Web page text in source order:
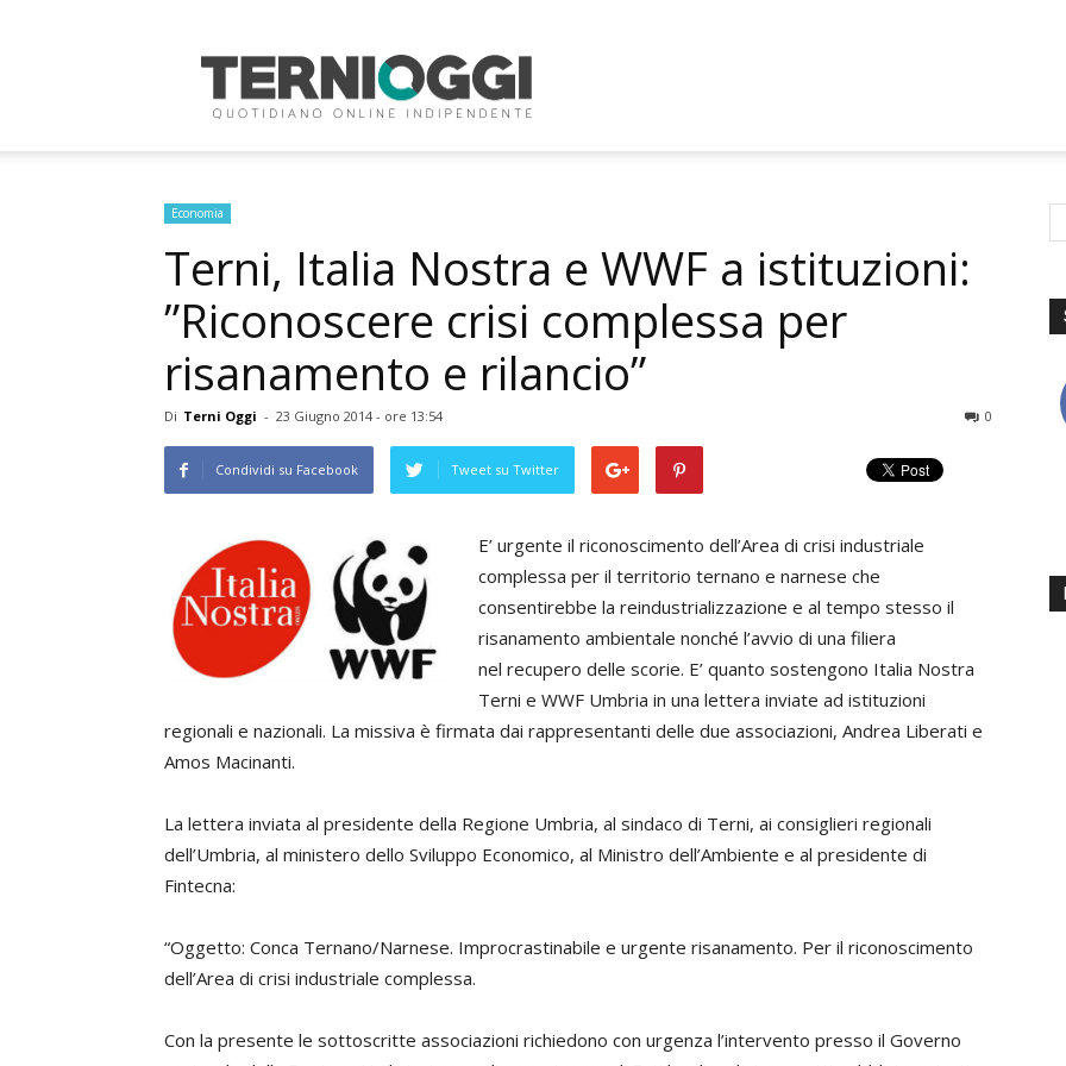
Oggi
Economia
Terni, Italia Nostra e WWF a istituzioni:
”Riconoscere crisi complessa per
risanamento e rilancio”
Di Terni Oggi - 23 Giugno 2014 - ore 13:54 0
Condividi su Facebook Tweet su Twitter
E’ urgente il riconoscimento dell’Area di crisi industriale
complessa per il territorio ternano e narnese che
consentirebbe la reindustrializzazione e al tempo stesso il
risanamento ambientale nonché l’avvio di una filiera
nel recupero delle scorie. E’ quanto sostengono Italia Nostra
Terni e WWF Umbria in una lettera inviate ad istituzioni
regionali e nazionali. La missiva è firmata dai rappresentanti delle due associazioni, Andrea Liberati e
Amos Macinanti.
La lettera inviata al presidente della Regione Umbria, al sindaco di Terni, ai consiglieri regionali
dell’Umbria, al ministero dello Sviluppo Economico, al Ministro dell’Ambiente e al presidente di
Fintecna:
“Oggetto: Conca Ternano/Narnese. Improcrastinabile e urgente risanamento. Per il riconoscimento
dell’Area di crisi industriale complessa.
Con la presente le sottoscritte associazioni richiedono con urgenza l’intervento presso il Governo